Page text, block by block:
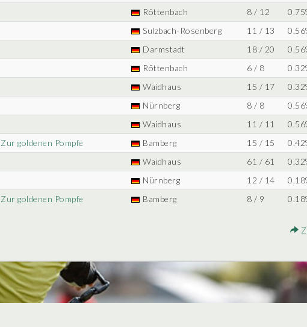
Röttenbach 8 / 12
Sulzbach-Rosenberg 11 / 13
Darmstadt 18 / 20
Röttenbach 6 / 8
Waidhaus 15 / 17
Nürnberg 8 / 8
Waidhaus 11 / 11
goldenen Pompfe Bamberg 15 / 15
Waidhaus 61 / 61
Nürnberg 12 / 14
goldenen Pompfe Bamberg 8 / 9